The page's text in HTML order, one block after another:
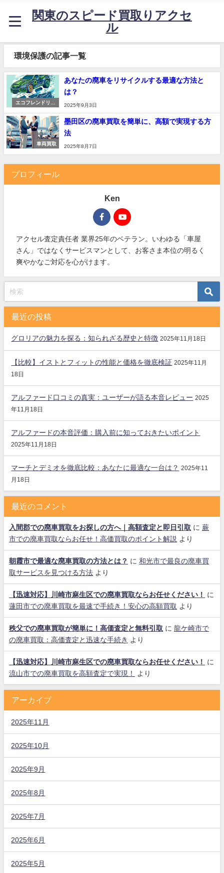
関東のスピード買取りアクセ
ル
環境保護の記事一覧
エコフレンドリー
あなたの廃車をリサイクルする最適な方法と
は？
2025年9月3日
車両買取
墨田区の廃車買取を簡単に、高額で実現する方
法
2025年8月7日
プロフィール
Ken
アクセル査定責任者 業界25年のベテラン。いわゆる「車屋
さん」ではなくサービスマンとして、お客さま本位の明るく
爽やかなご対応を心がけます。
最近の投稿
グロリアの魅力を探る：知られざる歴史と特徴 2025年11月18日
【比較】イストとフィットの性能と価格を徹底検証 2025年11月
18日
アルファード口コミの真実：ユーザーが語る本音レビュー 2025
年11月18日
アルファードの本音評価：購入前に知っておきたいポイント
2025年11月18日
マーチとデミオを徹底比較：あなたに最適な一台は？
2025年11
月18日
最近のコメント
入間郡での廃車買取をお探しの方へ｜高額査定と即日引取 に 蕨
市での廃車買取ならお任せ！高価買取のポイント解説 より
朝霞市で最適な廃車買取の方法とは？ に 和光市で最良の廃車買
取サービスを見つける方法 より
【迅速対応】川崎市麻生区での廃車買取ならお任せください！
に
蓮田市での廃車買取を最速で手続き！安心の高額買取 より
秩父での廃車買取が簡単に！高価査定と無料引取 に 龍ケ崎市で
の廃車買取：高価査定と迅速な手続き
より
【迅速対応】川崎市麻生区での廃車買取ならお任せください！
に
流山市での廃車買取を高額査定で実現！
より
アーカイブ
2025年11月
2025年10月
2025年9月
2025年8月
2025年7月
2025年6月
2025年5月